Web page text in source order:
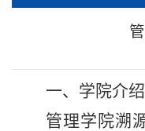
一、学院介绍
管理学院溯